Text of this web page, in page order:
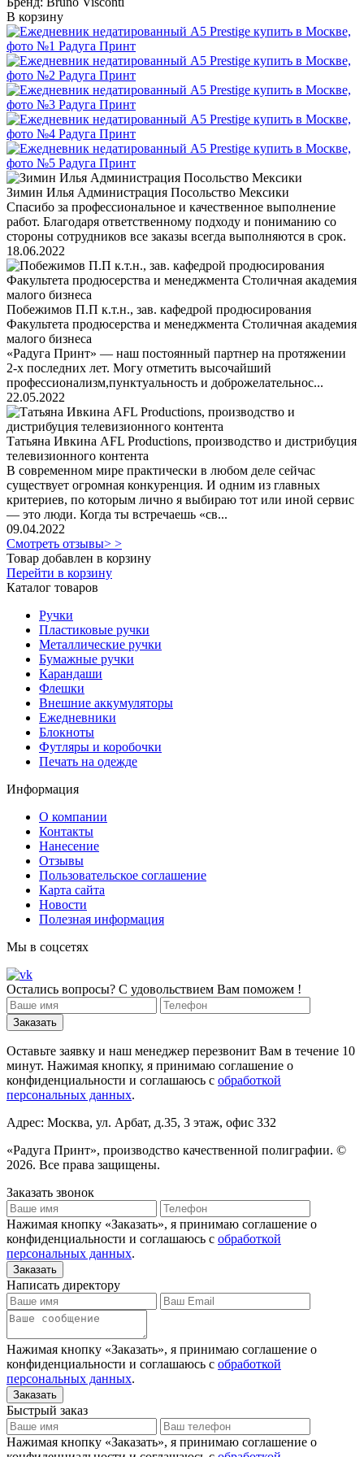
В корзину
Зимин Илья Администрация Посольство Мексики
Спасибо за профессиональное и качественное выполнение
работ. Благодаря ответственному подходу и пониманию со
стороны сотрудников все заказы всегда выполняются в срок.
18.06.2022
Побежимов П.П к.т.н., зав. кафедрой продюсирования
Факультета продюсерства и менеджмента Столичная академия
малого бизнеса
«Радуга Принт» — наш постоянный партнер на протяжении
2-х последних лет. Могу отметить высочайший
профессионализм,пунктуальность и доброжелательнос...
22.05.2022
Татьяна Ивкина AFL Productions, производство и дистрибуция
телевизионного контента
В современном мире практически в любом деле сейчас
существует огромная конкуренция. И одним из главных
критериев, по которым лично я выбираю тот или иной сервис
— это люди. Когда ты встречаешь «св...
09.04.2022
Смотреть отзывы> >
Товар добавлен в корзину
Перейти в корзину
Каталог товаров
Ручки
Пластиковые ручки
Металлические ручки
Бумажные ручки
Карандаши
Флешки
Внешние аккумуляторы
Ежедневники
Блокноты
Футляры и коробочки
Печать на одежде
Информация
О компании
Контакты
Нанесение
Отзывы
Пользовательское соглашение
Карта сайта
Новости
Полезная информация
Мы в соцсетях
Остались вопросы? С удовольствием Вам поможем !
Оставьте заявку и наш менеджер перезвонит Вам в течение 10
минут. Нажимая кнопку, я принимаю соглашение о
конфиденциальности и соглашаюсь с обработкой
персональных данных.
Адрес: Москва, ул. Арбат, д.35, 3 этаж, офис 332
«Радуга Принт», производство качественной полиграфии. ©
2026. Все права защищены.
Заказать звонок
Нажимая кнопку «Заказать», я принимаю соглашение о
конфиденциальности и соглашаюсь с обработкой
персональных данных.
Написать директору
Нажимая кнопку «Заказать», я принимаю соглашение о
конфиденциальности и соглашаюсь с обработкой
персональных данных.
Быстрый заказ
Нажимая кнопку «Заказать», я принимаю соглашение о